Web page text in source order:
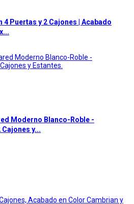
4 Puertas y 2 Cajones | Acabado
Moderno Blanco-Roble -
Cajones y...